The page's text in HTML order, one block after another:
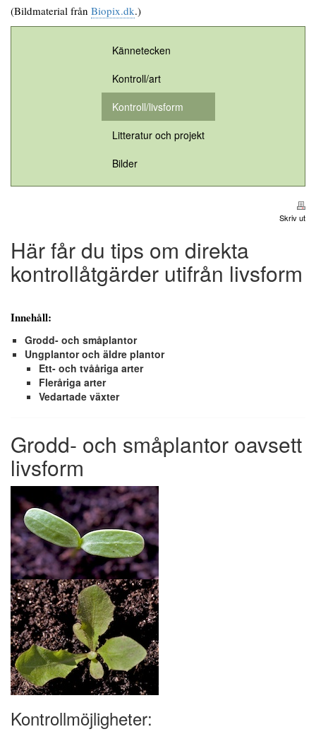
(Bildmaterial från Biopix.dk.)
Kännetecken
Kontroll/art
Kontroll/livsform
Litteratur och projekt
Bilder
Skriv ut
Här får du tips om direkta
kontrollåtgärder utifrån livsform
Innehåll:
Grodd- och småplantor
Ungplantor och äldre plantor
Ett- och tvååriga arter
Fleråriga arter
Vedartade växter
Grodd- och småplantor oavsett
livsform
Kontrollmöjligheter: